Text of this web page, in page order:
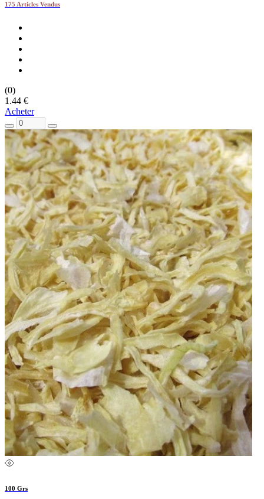
175 Articles Vendus
(0)
1.44 €
Acheter
100 Grs